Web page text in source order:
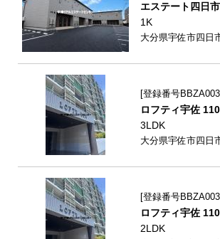
エステート四日
1K
大分県宇佐市四日
登録番号
ロフティ宇佐
3LDK
大分県宇佐市四日
登録番号
ロフティ宇佐
2LDK